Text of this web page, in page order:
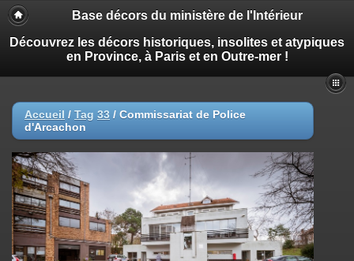
Base décors du ministère de l'Intérieur
Découvrez les décors historiques, insolites et atypiques
en Province, à Paris et en Outre-mer !
Accueil / Tag 33 / Commissariat de Police
d'Arcachon